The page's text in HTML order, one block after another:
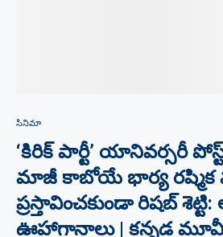
సినిమా
‘కిరిక్ పార్టీ’ యానివర్సరీ
మాజీ కాబోయే భార్య రష్మిక
ప్రస్తావించకుండా రిషబ్
ఊహాగానాలు | కన్నడ మూవీ